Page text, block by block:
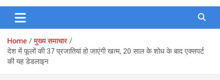
Home
मुख्य समाचार
देश में फूलों की 37 प्रजातियां हो जाएंगी खत्म, 20 साल के शोध के बाद एक्सपर्ट
की यह डेडलाइन